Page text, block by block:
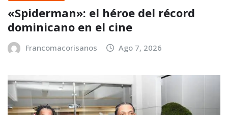
«Spiderman»: el héroe del récord
dominicano en el cine
Francomacorisanos Ago 7, 2026